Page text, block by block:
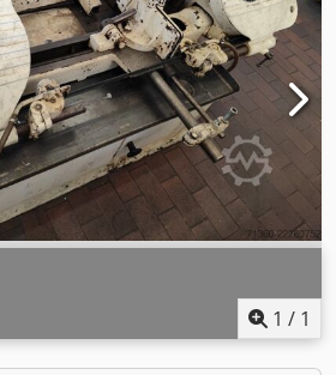
1 / 1